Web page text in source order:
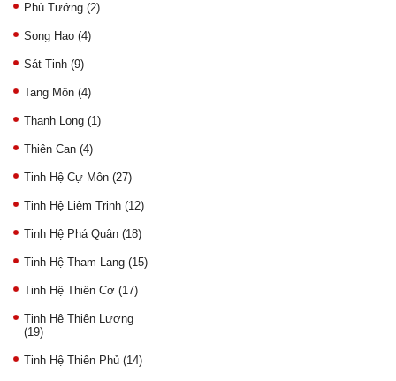
Phủ Tướng (2)
Song Hao (4)
Sát Tinh (9)
Tang Môn (4)
Thanh Long (1)
Thiên Can (4)
Tinh Hệ Cự Môn (27)
Tinh Hệ Liêm Trinh (12)
Tinh Hệ Phá Quân (18)
Tinh Hệ Tham Lang (15)
Tinh Hệ Thiên Cơ (17)
Tinh Hệ Thiên Lương
(19)
Tinh Hệ Thiên Phủ (14)